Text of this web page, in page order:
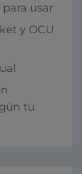
usar
y OCU
tu